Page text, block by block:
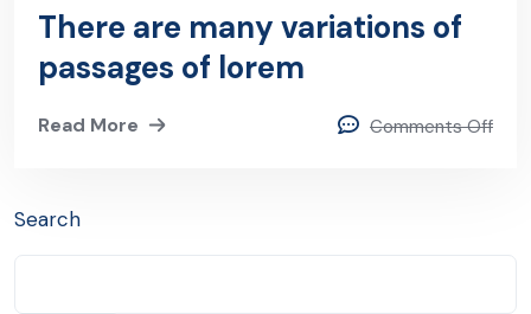
There are many variations of
passages of lorem
Read More Comments Off
Search